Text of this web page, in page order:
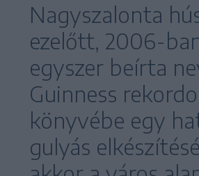
Nagyszalonta
ezelőtt, 2006-
egyszer beírta
Guinness
könyvébe egy
gulyás